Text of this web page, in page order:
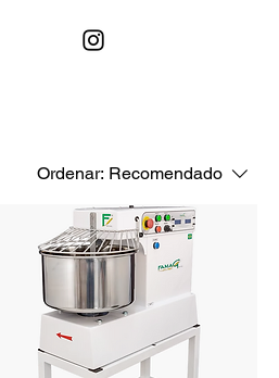
Ordenar: Recomendado